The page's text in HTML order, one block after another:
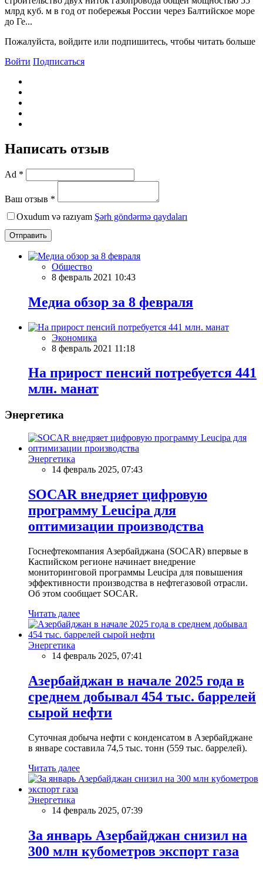
млрд куб. м в год от побережья России через Балтийское море
до Ге...
Пожалуйста, войдите или подпишитесь, чтобы читать больше
Войти Подписаться
Написать отзыв
Ad *
Ваш отзыв *
Oxudum və razıyam Şərh göndərmə qaydaları
Отправить
Общество
8 февраль 2021 10:43
Meдиа обзор за 8 февраля
Экономика
8 февраль 2021 11:18
На прирост пенсий потребуется 441
млн. манат
Энергетика
Энергетика
14 февраль 2025, 07:43
SOCAR внедряет цифровую
программу Leucipa для
оптимизации производства
Госнефтекомпания Азербайджана (SOCAR) впервые в
Каспийском регионе начинает внедрение
мониторинговой программы Leucipa для повышения
эффективности производства в нефтегазовой отрасли.
Об этом сообщает SOCAR.
Читать далее
Энергетика
14 февраль 2025, 07:41
Азербайджан в начале 2025 года в
среднем добывал 454 тыс. баррелей
сырой нефти
Суточная добыча нефти с конденсатом в Азербайджане
в январе составила 74,5 тыс. тонн (559 тыс. баррелей).
Читать далее
Энергетика
14 февраль 2025, 07:39
За январь Азербайджан снизил на
300 млн кубометров экспорт газа